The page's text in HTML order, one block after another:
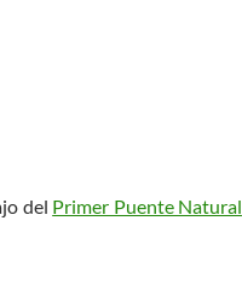
del Primer Puente Natural